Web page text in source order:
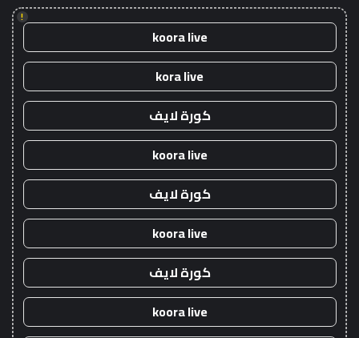
!
koora live
kora live
كورة لايف
koora live
كورة لايف
koora live
كورة لايف
koora live